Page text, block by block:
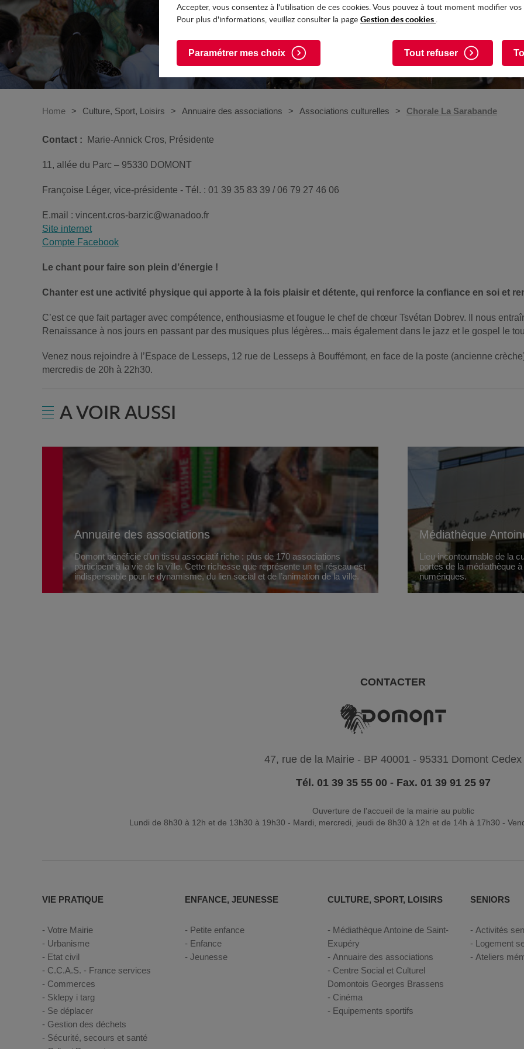
Accepter, vous consentez à l'utilisation de ces cookies. Vous pouvez à tout moment modifier vos
Pour plus d'informations, veuillez consulter la page Gestion des cookies .
Paramétrer mes choix Tout refuser
Home Culture, Sport, Loisirs Annuaire des associations Associations culturelles Chorale La Sarabande
Contact : Marie-Annick Cros, Présidente
11, allée du Parc – 95330 DOMONT
Françoise Léger, vice-présidente - Tél. : 01 39 35 83 39 / 06 79 27 46 06
E.mail : vincent.cros-barzic@wanadoo.fr
Site internet
Compte Facebook
Le chant pour faire son plein d’énergie !
Chanter est une activité physique qui apporte à la fois plaisir et détente, qui renforce la confiance en soi et
C’est ce que fait partager avec compétence, enthousiasme et fougue le chef de chœur Tsvétan Dobrev. Il nous
Renaissance à nos jours en passant par des musiques plus légères... mais également dans le jazz et le gospel le
Venez nous rejoindre à l’Espace de Lesseps, 12 rue de Lesseps à Bouffémont, en face de la poste (ancienne
mercredis de 20h à 22h30.
A VOIR AUSSI
Annuaire des associations
Domont bénéficie d’un tissu associatif riche : plus de 170 associations
participent à la vie de la ville. Cette richesse que représente un tel réseau est
indispensable pour le dynamisme, du lien social et de l’animation de la ville.
Médiathèque
Lieu incontournable de la
portes de la médiathèque
numériques.
CONTACTER
47, rue de la Mairie - BP 40001 - 95331 Domont Cedex
Tél. 01 39 35 55 00 - Fax. 01 39 91 25 97
Ouverture de l'accueil de la mairie au public
Lundi de 8h30 à 12h et de 13h30 à 19h30 - Mardi, mercredi, jeudi de 8h30 à 12h et de 14h à 17h30 -
VIE PRATIQUE
Votre Mairie
Urbanisme
Etat civil
C.C.A.S. - France services
Commerces
Sklepy i targ
Se déplacer
Gestion des déchets
Sécurité, secours et santé
ENFANCE, JEUNESSE
Petite enfance
Enfance
Jeunesse
CULTURE, SPORT, LOISIRS
Médiathèque Antoine de Saint-
Exupéry
Annuaire des associations
Centre Social et Culturel
Domontois Georges Brassens
Cinéma
Equipements sportifs
SENIORS
Activités
Logement
Ateliers